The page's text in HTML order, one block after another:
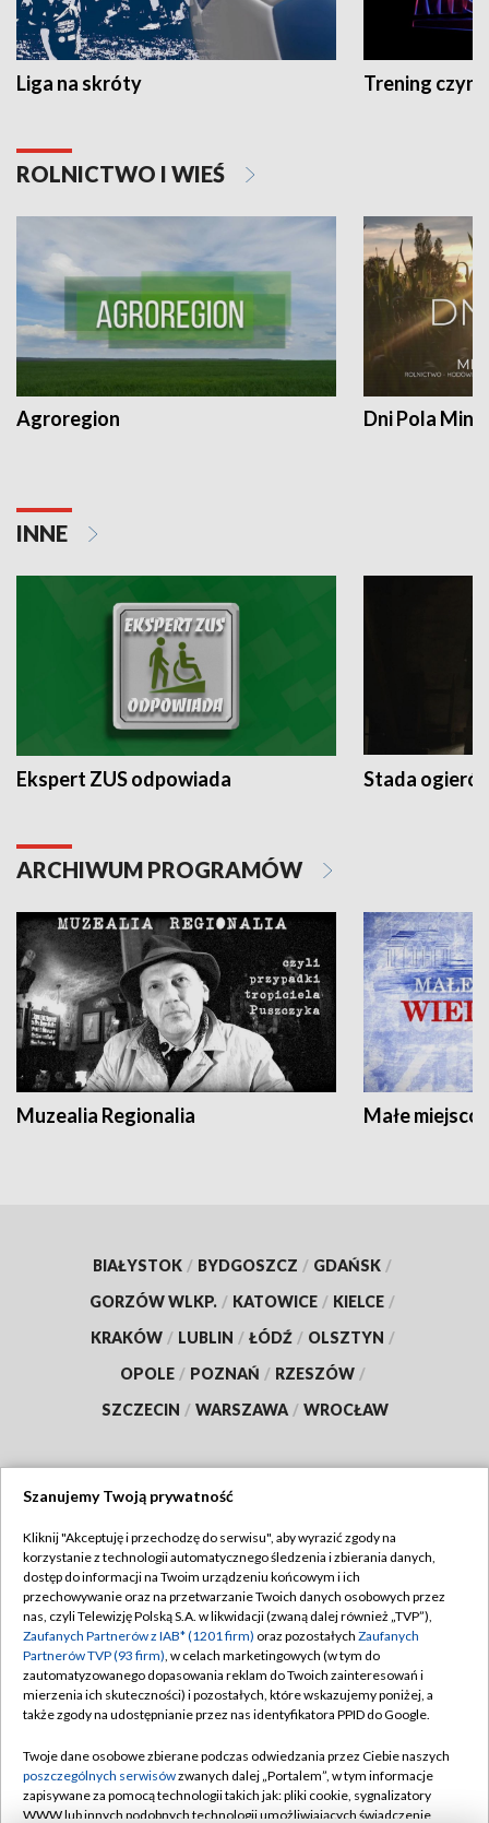
Liga na skróty Trening czyni
ROLNICTWO I WIEŚ
Agroregion Dni Pola
INNE
Ekspert ZUS odpowiada Stada
ARCHIWUM PROGRAMÓW
Muzealia Regionalia Małe
BIAŁYSTOK / BYDGOSZCZ / GDAŃSK /
GORZÓW WLKP. / KATOWICE / KIELCE /
KRAKÓW / LUBLIN / ŁÓDŹ / OLSZTYN /
OPOLE / POZNAŃ / RZESZÓW /
SZCZECIN / WARSZAWA / WROCŁAW
TVP
Abonament TVP
Emisja w TVP
Centrum informacji TVP
Naziemna Telewizja Cyfrowa
Rada Programowa
System NOS
Regulamin TVP
Polityka prywatności
Moje zgody
Pomoc
Kontakt
Szanujemy Twoją prywatność
Kliknij "Akceptuję i przechodzę do serwisu", aby wyrazić zgody na
korzystanie z technologii automatycznego śledzenia i zbierania danych,
dostęp do informacji na Twoim urządzeniu końcowym i ich
przechowywanie oraz na przetwarzanie Twoich danych osobowych przez
nas, czyli Telewizję Polską S.A. w likwidacji (zwaną dalej również „TVP”),
Zaufanych Partnerów z IAB* (1201 firm) oraz pozostałych Zaufanych
Partnerów TVP (93 firm), w celach marketingowych (w tym do
zautomatyzowanego dopasowania reklam do Twoich zainteresowań i
mierzenia ich skuteczności) i pozostałych, które wskazujemy poniżej, a
także zgody na udostępnianie przez nas identyfikatora PPID do Google.
Twoje dane osobowe zbierane podczas odwiedzania przez Ciebie naszych
poszczególnych serwisówzwanych dalej „Portalem”, w tym informacje
zapisywane za pomocą technologii takich jak: pliki cookie, sygnalizatory
WWW lub innych podobnych technologii umożliwiających świadczenie